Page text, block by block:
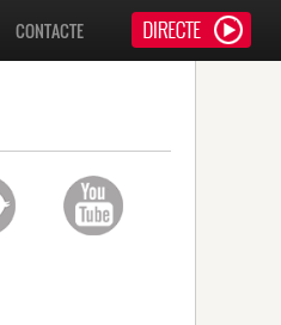
CONTACTE